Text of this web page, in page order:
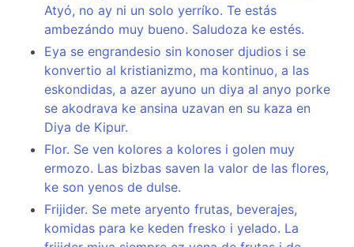
Atyó, no ay ni un solo yerríko. Te estás
ambezándo muy bueno. Saludoza ke estés.
Eya se engrandesio sin konoser djudios i se
konvertio al kristianizmo, ma kontinuo, a las
eskondidas, a azer ayuno un diya al anyo porke
se akodrava ke ansina uzavan en su kaza en
Diya de Kipur.
Flor. Se ven kolores a kolores i golen muy
ermozo. Las bizbas saven la valor de las flores,
ke son yenos de dulse.
Frijider. Se mete aryento frutas, beverajes,
komidas para ke keden fresko i yelado. La